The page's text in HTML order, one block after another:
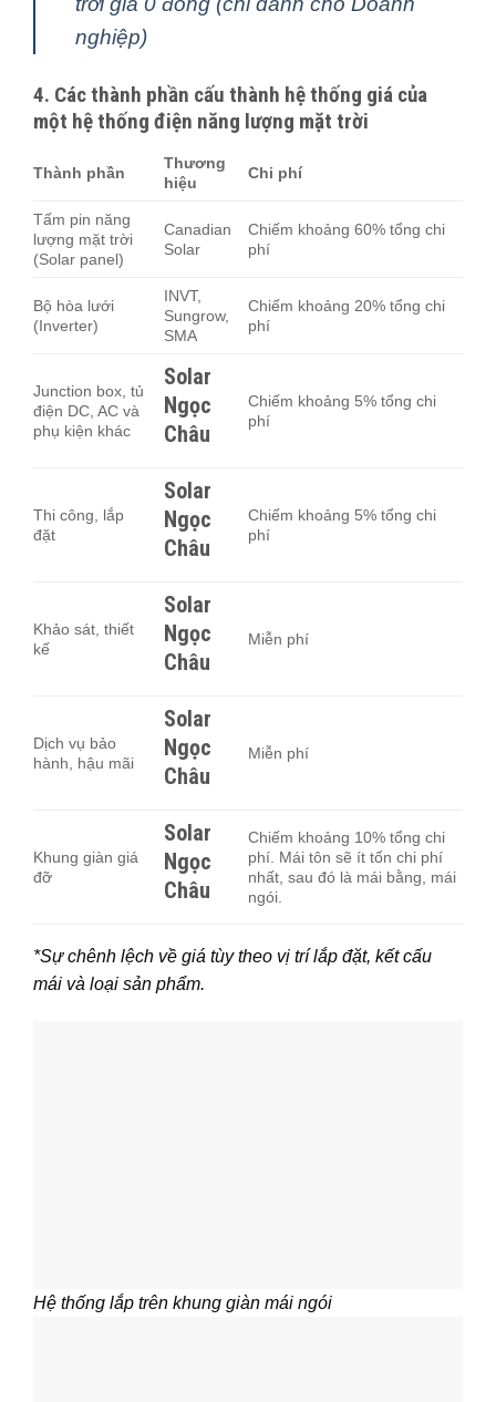
nghiệp)
4. Các thành phần cấu thành hệ thống giá của
một hệ thống điện năng lượng mặt trời
Thành phần
Thương
hiệu
Chi phí
Tấm pin năng
lượng mặt trời
(Solar panel)
Canadian
Solar
Chiếm khoảng 60% tổng chi
phí
Bộ hòa lưới
(Inverter)
INVT,
Sungrow,
SMA
Chiếm khoảng 20% tổng chi
phí
Junction box, tủ
điện DC, AC và
phụ kiện khác
Solar
Ngọc
Châu
Chiếm khoảng 5% tổng chi
phí
Thi công, lắp
đặt
Solar
Ngọc
Châu
Chiếm khoảng 5% tổng chi
phí
Khảo sát, thiết
kế
Solar
Ngọc
Châu
Miễn phí
Dịch vụ bảo
hành, hậu mãi
Solar
Ngọc
Châu
Miễn phí
Khung giàn giá
đỡ
Solar
Ngọc
Châu
Chiếm khoảng 10% tổng chi
phí. Mái tôn sẽ ít tốn chi phí
nhất, sau đó là mái bằng, mái
ngói.
*Sự chênh lệch về giá tùy theo vị trí lắp đặt, kết cấu
mái và loại sản phẩm.
Hệ thống lắp trên khung giàn mái ngói